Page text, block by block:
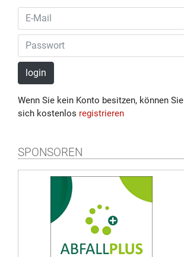
login
Wenn Sie kein Konto besitzen, können Sie
sich kostenlos registrieren
SPONSOREN